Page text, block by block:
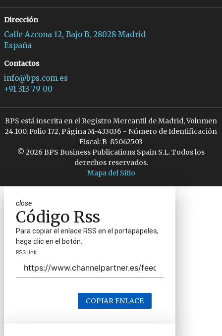
Dirección
Calle Azcona 12, Bajo B, 28028 Madrid
España
Contactos
info@bps.com.es
+91 313 79 00
BPS está inscrita en el Registro Mercantil de Madrid, Volumen
24.100, Folio 172, Página M-433036 - Número de Identificación
Fiscal: B-85062503
© 2026 BPS Business Publications Spain S.L. Todos los
derechos reservados.
Mapa del Sitio
close
Código Rss
Para copiar el enlace RSS en el portapapeles,
haga clic en el botón.
RSS link
COPIAR ENLACE